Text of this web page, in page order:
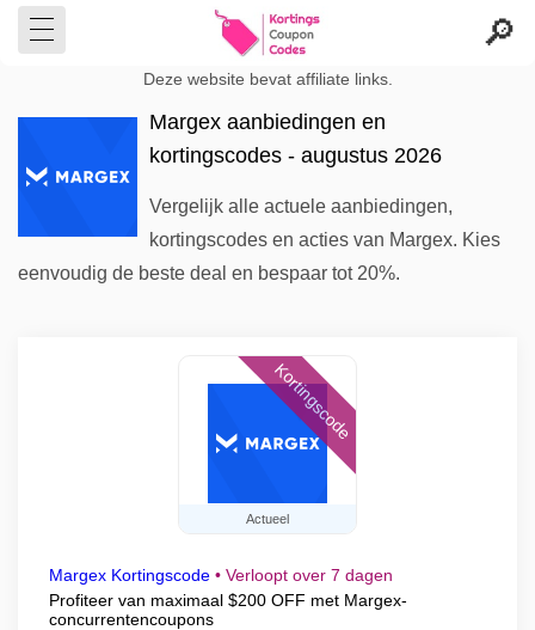
Deze website bevat affiliate links.
Margex aanbiedingen en
kortingscodes - augustus 2026
Vergelijk alle actuele aanbiedingen,
kortingscodes en acties van Margex. Kies
eenvoudig de beste deal en bespaar tot 20%.
Actueel
Kortingscode
Margex Kortingscode • Verloopt over 7 dagen
Profiteer van maximaal $200 OFF met Margex-
concurrentencoupons